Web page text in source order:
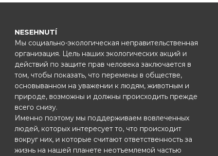
NESEHNUTÍ
Мы социально-экологическая неправительственная
организация. Цель наших экологических акций и
действий по защите прав человека заключается в
том, чтобы показать, что перемены в обществе,
основыванном на уважении к людям, животным и
природе, возможны и должны происходить прежде
всего снизу.
Именно поэтому мы поддерживаем вовлеченных
людей, которых интересует то, что происходит
вокруг них, и которые считают ответственность за
жизнь на нашей планете неотъемлемой частью